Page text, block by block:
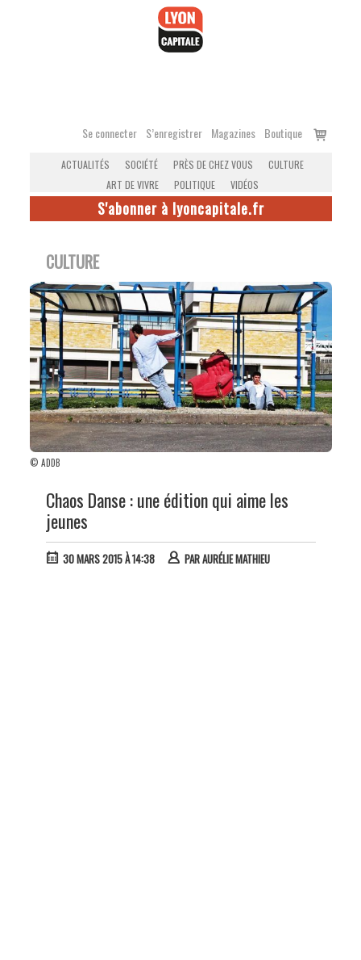
Se connecter S’enregistrer Magazines Boutique
Voir
ACTUALITÉS SOCIÉTÉ PRÈS DE CHEZ VOUS
CULTURE
ART DE VIVRE
POLITIQUE VIDÉOS
S'abonner à lyoncapitale.fr
CULTURE
© ADDB
Chaos Danse : une édition qui aime les
jeunes
30 MARS 2015 À 14:38 PARAURÉLIE MATHIEU